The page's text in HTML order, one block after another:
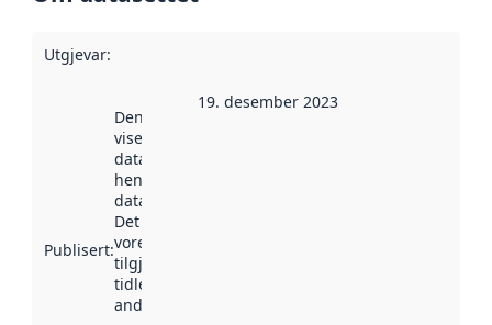
Utgjevar:
Publisert:
Denne datoen
viser når
datasettet vart
henta inn av
data.norge.no.
Det kan ha
vore
tilgjengeleg
tidlegare
andre stader.
19. desember 2023